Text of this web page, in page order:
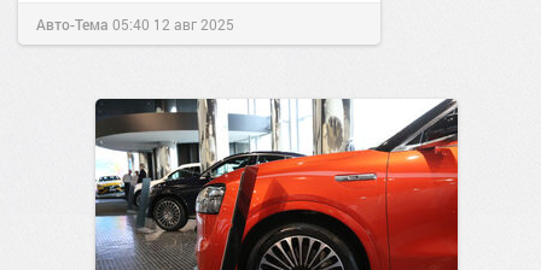
Авто-Тема 05:40 12 авг 2025